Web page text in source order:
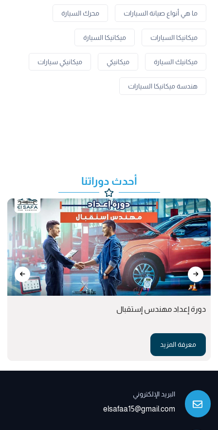
ما هي أنواع صيانة السيارات محرك السيارة
ميكانيكا السيارات ميكانيكا السيارة
ميكانيك السيارة ميكانيكي ميكانيكي سيارات
هندسة ميكانيكا السيارات
أحدث دوراتنا
دورة إعداد مهندس إستقبال
معرفة المزيد
البريد الإلكتروني
elsafaa15@gmail.com